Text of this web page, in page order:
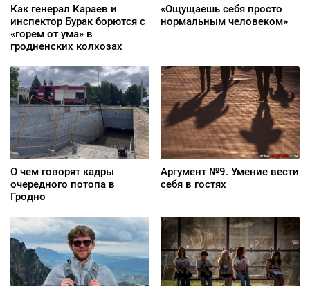
Как генерал Караев и
инспектор Бурак борются с
«горем от ума» в
гродненских колхозах
«Ощущаешь себя просто
нормальным человеком»
О чем говорят кадры
очередного потопа в
Гродно
Аргумент №9. Умение вести
себя в гостях